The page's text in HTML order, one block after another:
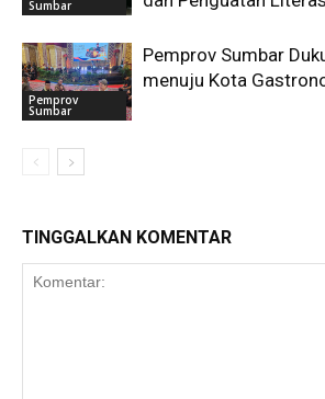
Sumbar
Pemprov
Sumbar
Pemprov Sumbar
menuju Kota
TINGGALKAN KOMENTAR